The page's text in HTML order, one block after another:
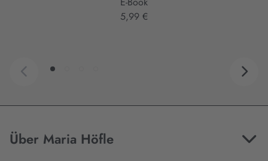
5,99 €
Über Maria Höfle